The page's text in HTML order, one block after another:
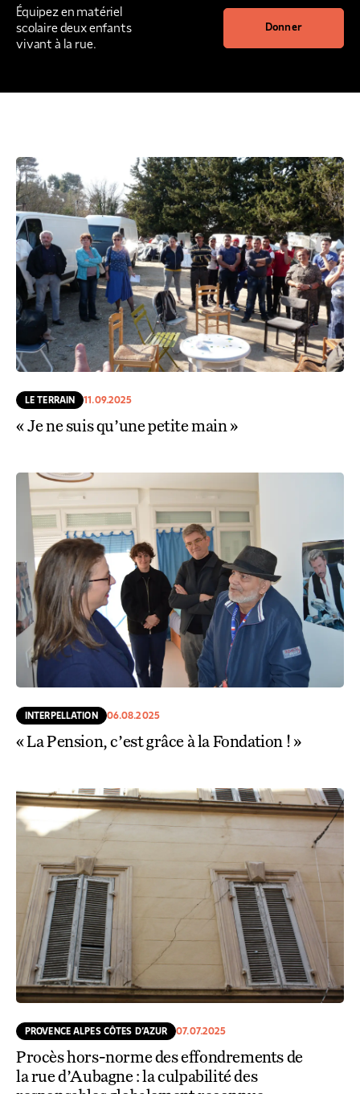
Équipez en matériel
scolaire deux enfants
vivant à la rue.
Donner
LE TERRAIN 11.09.2025
« Je ne suis qu’une petite main »
INTERPELLATION 06.08.2025
« La Pension, c’est grâce à la Fondation ! »
PROVENCE ALPES CÔTES D’AZUR 07.07.2025
Procès hors-norme des effondrements de
la rue d’Aubagne : la culpabilité des